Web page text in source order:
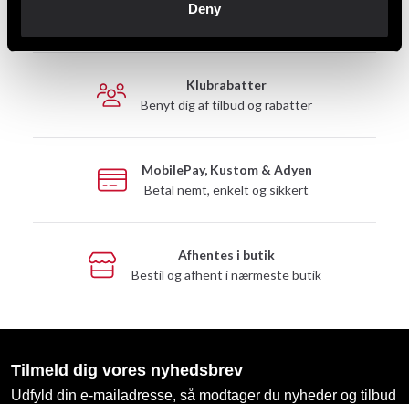
Deny
Hurtig levering til en agent nær dig
Klubrabatter
Benyt dig af tilbud og rabatter
MobilePay, Kustom & Adyen
Betal nemt, enkelt og sikkert
Afhentes i butik
Bestil og afhent i nærmeste butik
Tilmeld dig vores nyhedsbrev
Udfyld din e-mailadresse, så modtager du nyheder og tilbud